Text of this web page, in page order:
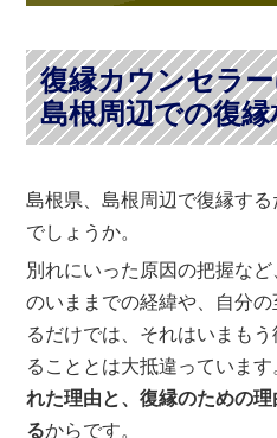
復縁カウンセラ
島根周辺での復縁
島根県、島根周辺で復縁す
でしょうか。
別れにいった原因の把握な
のいままでの経緯や、自分
るだけでは、それはいまも
ることとは大抵違っています
れた理由と、復縁のための
るからです。